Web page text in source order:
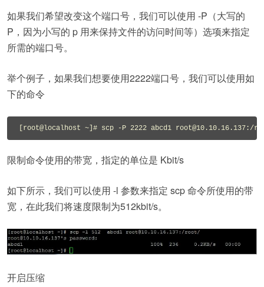
如果我们希望改变这个端口号，我们可以使用 -P（大写的
P，因为小写的 p 用来保持文件的访问时间等）选项来指定
所需的端口号。
举个例子，如果我们想要使用2222端口号，我们可以使用如
下的命令
限制命令使用的带宽，指定的单位是 Kbit/s
如下所示，我们可以使用 -l 参数来指定 scp 命令所使用的带
宽，在此我们将速度限制为512kbit/s。
开启压缩